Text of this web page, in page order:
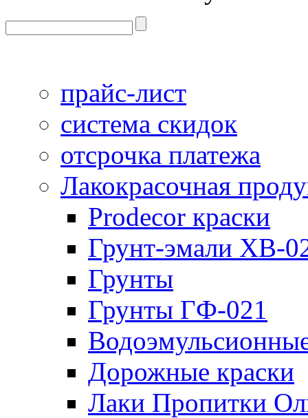
прайс-лист
система скидок
отсрочка платежа
Лакокрасочная
Prodecor краски
Грунт-эмали ХВ-
Грунты
Грунты ГФ-021
Дорожные краски
Лаки Пропитки